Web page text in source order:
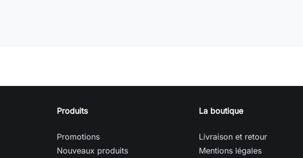
Produits
Promotions
Nouveaux produits
La boutique
Livraison et retour
Mentions légales